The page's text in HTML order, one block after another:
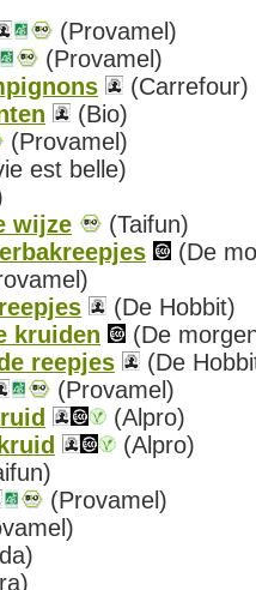
(Provamel)
(Provamel)
(Carrefour)
(Bio)
(Provamel)
est belle)
wijze
(Taifun)
(De
(De Hobbit)
kruiden
(De
reepjes
(De
(Provamel)
(Alpro)
(Alpro)
(Provamel)